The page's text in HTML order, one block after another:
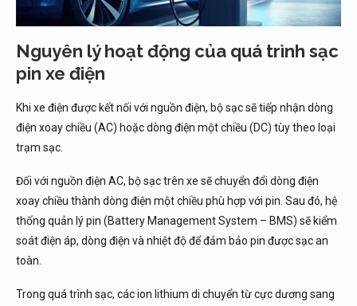
Nguyên lý hoạt động của quá trình sạc
pin xe điện
Khi xe điện được kết nối với nguồn điện, bộ sạc sẽ tiếp nhận dòng
điện xoay chiều (AC) hoặc dòng điện một chiều (DC) tùy theo loại
trạm sạc.
Đối với nguồn điện AC, bộ sạc trên xe sẽ chuyển đổi dòng điện
xoay chiều thành dòng điện một chiều phù hợp với pin. Sau đó, hệ
thống quản lý pin (Battery Management System – BMS) sẽ kiểm
soát điện áp, dòng điện và nhiệt độ để đảm bảo pin được sạc an
toàn.
Trong quá trình sạc, các ion lithium di chuyển từ cực dương sang